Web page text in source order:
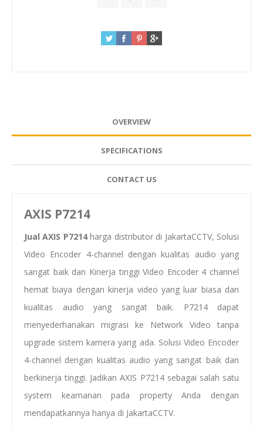
OVERVIEW
SPECIFICATIONS
CONTACT US
AXIS P7214
Jual AXIS P7214harga distributor di JakartaCCTV, Solusi
Video Encoder 4-channel dengan kualitas audio yang
sangat baik dan Kinerja tinggi Video Encoder 4 channel
hemat biaya dengan kinerja video yang luar biasa dan
kualitas audio yang sangat baik. P7214 dapat
menyederhanakan migrasi ke Network Video tanpa
upgrade sistem kamera yang ada. Solusi Video Encoder
4-channel dengan kualitas audio yang sangat baik dan
berkinerja tinggi. Jadikan AXIS P7214 sebagai salah satu
system keamanan pada property Anda dengan
mendapatkannya hanya di JakartaCCTV.